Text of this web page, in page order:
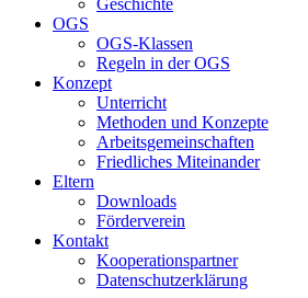
Geschichte
OGS
OGS-Klassen
Regeln in der OGS
Konzept
Unterricht
Methoden und Konzepte
Arbeitsgemeinschaften
Friedliches Miteinander
Eltern
Downloads
Förderverein
Kontakt
Kooperationspartner
Datenschutzerklärung